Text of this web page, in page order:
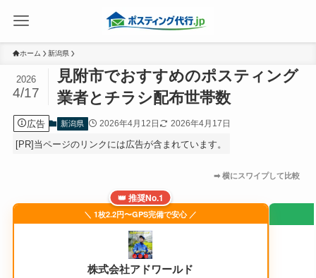
ホーム 新潟県
見附市でおすすめのポスティング
業者とチラシ配布世帯数
2026
4/17
広告 新潟県 2026年4月12日 2026年4月17日
[PR]当ページのリンクには広告が含まれています。
👑 推奨No.1
＼ 1枚2.2円〜GPS完備で安心 ／
株式会社アドワールド